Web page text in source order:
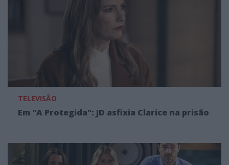
TELEVISÃO
Em "A Protegida": JD asfixia Clarice na prisão